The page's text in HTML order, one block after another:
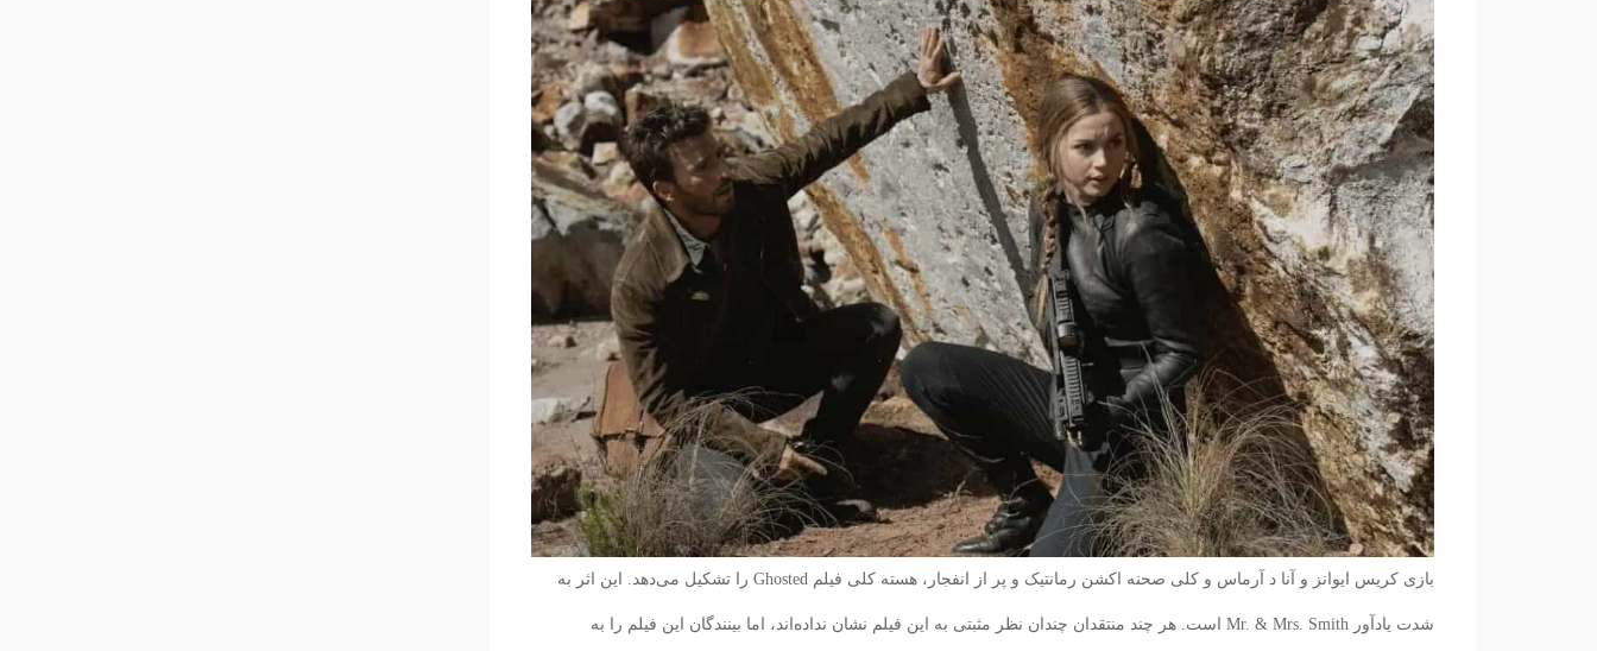
بازی کریس ایوانز و آنا د آرماس و کلی صحنه اکشن رمانتیک و پر از انفجار، هسته کلی فیلم Ghosted را تشکیل می‌دهد. این اثر به
شدت یادآور Mr. & Mrs. Smith است. هر چند منتقدان چندان نظر مثبتی به این فیلم نشان نداده‌اند، اما بینندگان این فیلم را به